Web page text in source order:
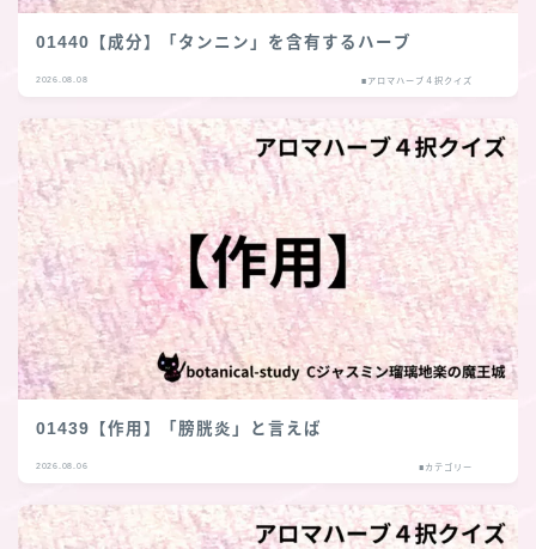
01440【成分】「タンニン」を含有するハーブ
2026.08.08 ■アロマハーブ４択クイズ
01439【作用】「膀胱炎」と言えば
2026.08.06 ■カテゴリー